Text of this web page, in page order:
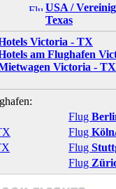
USA /
Texas
Victoria - TX
am Flughafen
Victoria - TX
Flug
Flug
Flug
Flug